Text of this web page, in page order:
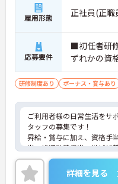
雇用形態 正社員(正職
応募要件
■初任者研
ずれかの資
研修制度あり ボーナス・賞与あり
ご利用者様の日常生活をサ
タッフの募集です！
昇給・賞与に加え、資格手
当、処遇改善手当、地域加
豊富です☆
またバースデー休暇や育児
実しており、ライフスタイ
詳細を見る